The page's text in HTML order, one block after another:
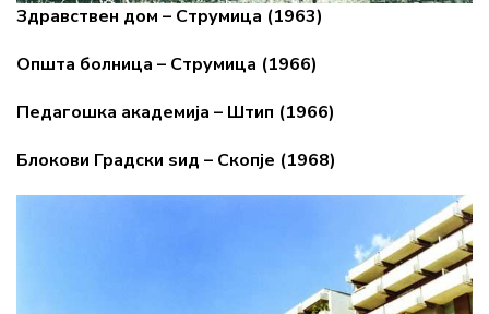
Здравствен дом – Струмица (1963)
Општа болница – Струмица (1966)
Педагошка академија – Штип (1966)
Блокови Градски ѕид – Скопје (1968)